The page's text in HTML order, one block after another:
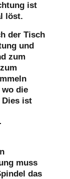
ist
löst.
der Tisch
und
zum
die
ist
muss
das